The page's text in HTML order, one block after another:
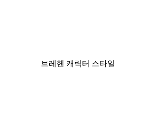
브레헨 캐릭터 스타일